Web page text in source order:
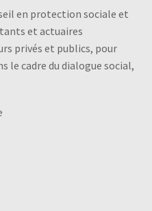
en protection sociale et
et actuaires
privés et publics, pour
le cadre du dialogue social,